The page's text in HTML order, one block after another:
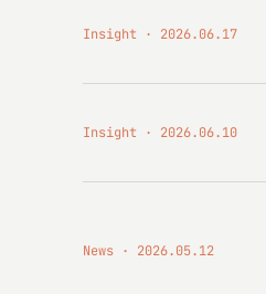
Insight 2026.06.17
Insight 2026.06.10
News 2026.05.12